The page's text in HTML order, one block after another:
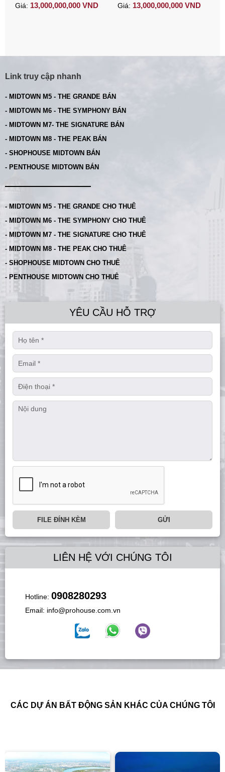
Giá: 13,000,000,000 VND
góc, view sông, full nội thất
Giá: 13,000,000,000 VND
Link truy cập nhanh
- MIDTOWN M5 - THE GRANDE BÁN
- MIDTOWN M6 - THE SYMPHONY BÁN
- MIDTOWN M7- THE SIGNATURE BÁN
- MIDTOWN M8 - THE PEAK BÁN
- SHOPHOUSE MIDTOWN BÁN
- PENTHOUSE MIDTOWN BÁN
- MIDTOWN M5 - THE GRANDE CHO THUÊ
- MIDTOWN M6 - THE SYMPHONY CHO THUÊ
- MIDTOWN M7 - THE SIGNATURE CHO THUÊ
- MIDTOWN M8 - THE PEAK CHO THUÊ
- SHOPHOUSE MIDTOWN CHO THUÊ
- PENTHOUSE MIDTOWN CHO THUÊ
YÊU CẦU HỖ TRỢ
FILE ĐÍNH KÈM GỬI
LIÊN HỆ VỚI CHÚNG TÔI
Hotline: 0908280293
Email: info@prohouse.com.vn
CÁC DỰ ÁN BẤT ĐỘNG SẢN KHÁC CỦA CHÚNG TÔI